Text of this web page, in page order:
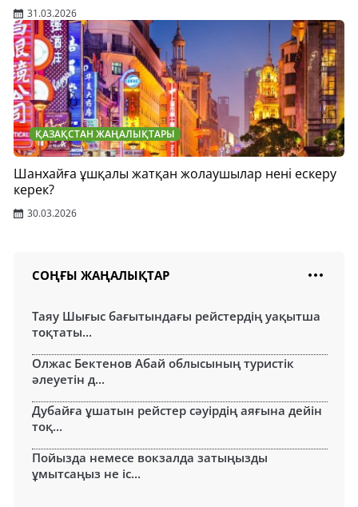
31.03.2026
ҚАЗАҚСТАН ЖАҢАЛЫҚТАРЫ
Шанхайға ұшқалы жатқан жолаушылар нені ескеру
керек?
30.03.2026
СОҢҒЫ ЖАҢАЛЫҚТАР
Таяу Шығыс бағытындағы рейстердің уақытша
тоқтаты...
Олжас Бектенов Абай облысының туристік
әлеуетін д...
Дубайға ұшатын рейстер сәуірдің аяғына дейін
тоқ...
Пойызда немесе вокзалда затыңызды
ұмытсаңыз не іс...